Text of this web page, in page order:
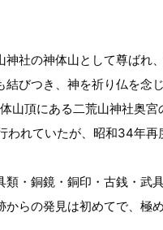
社の神体山として尊ばれ
びつき、神を祈り仏を念
頂にある二荒山神社奥宮
れていたが、昭和34年再
・銅鏡・銅印・古銭・武
らの発見は初めてで、極